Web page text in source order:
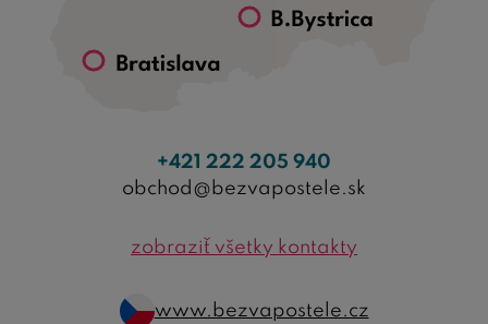
+421 222 205 940
obchod@bezvapostele.sk
zobraziť všetky kontakty
www.bezvapostele.cz